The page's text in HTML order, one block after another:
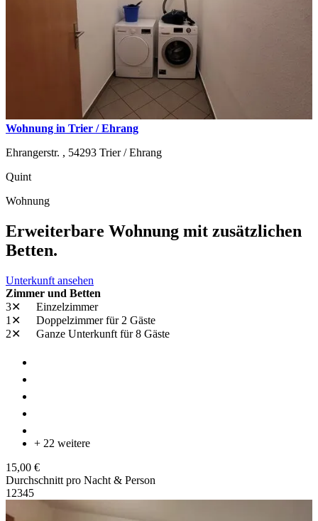
Wohnung in Trier / Ehrang
Ehrangerstr. , 54293 Trier / Ehrang
Quint
Wohnung
Erweiterbare Wohnung mit zusätzlichen
Betten.
Unterkunft ansehen
Zimmer und Betten
3✕
Einzelzimmer
1✕
Doppelzimmerfür 2 Gäste
2✕
Ganze Unterkunft für 8 Gäste
+ 22 weitere
15,00 €
Durchschnitt pro Nacht & Person
1 2345